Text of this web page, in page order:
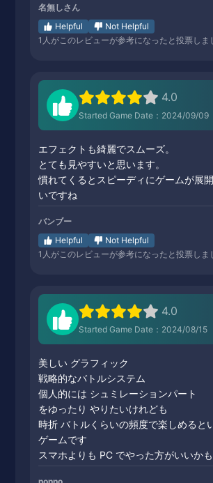
名無しさん
Helpful
Not Helpful
1 人がこのレビューが参考になったと投票しま
4.0
Started Game Date：2024/09/09
エフェクトも綺麗でスムーズ。
とても見やすいと思います。
慣れてくるとスピーディにゲームが展
いですね
バンブー
Helpful
Not Helpful
1 人がこのレビューが参考になったと投票しま
4.0
Started Game Date：2024/08/15
美しい グラフィック
戦略的なバトルシステム
個人的には シュミレーションパート
をゆったり やりたいけれども
時折 バトルくらいの頻度で楽しめると
ゲームです
スマホよりも PC でやった方がいいか